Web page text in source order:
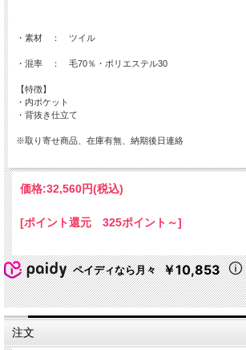
・素材 ： ツイル
・混率 ： 毛70％・ポリエステル30
【特徴】
・内ポケット
・背抜き仕立て
※取り寄せ商品、在庫有無、納期後日連絡
価格:32,560円(税込)
[ポイント還元 325ポイント～]
ペイディなら月々 ￥10,853
注文